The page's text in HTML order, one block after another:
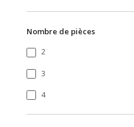
Nombre de pièces
2
3
4